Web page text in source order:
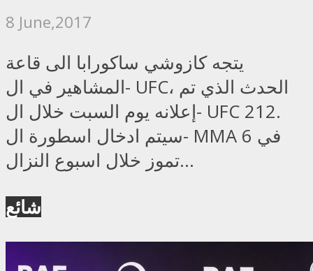
8 June,2017
يتجه كازوشي ساكورابا الى قاعة
المشاهير في ال- UFC، الحدث الذي تم
إعلانه يوم السبت خلال ال- UFC 212.
سيتم ادخال اسطورة ال- MMA في 6
تموز خلال اسبوع النزال...
شائع